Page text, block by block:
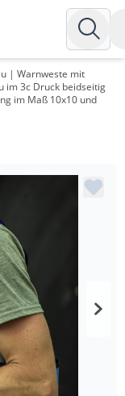
| Warnweste mit
im 3c Druck beidseitig
im Maß 10x10 und
€
€ *